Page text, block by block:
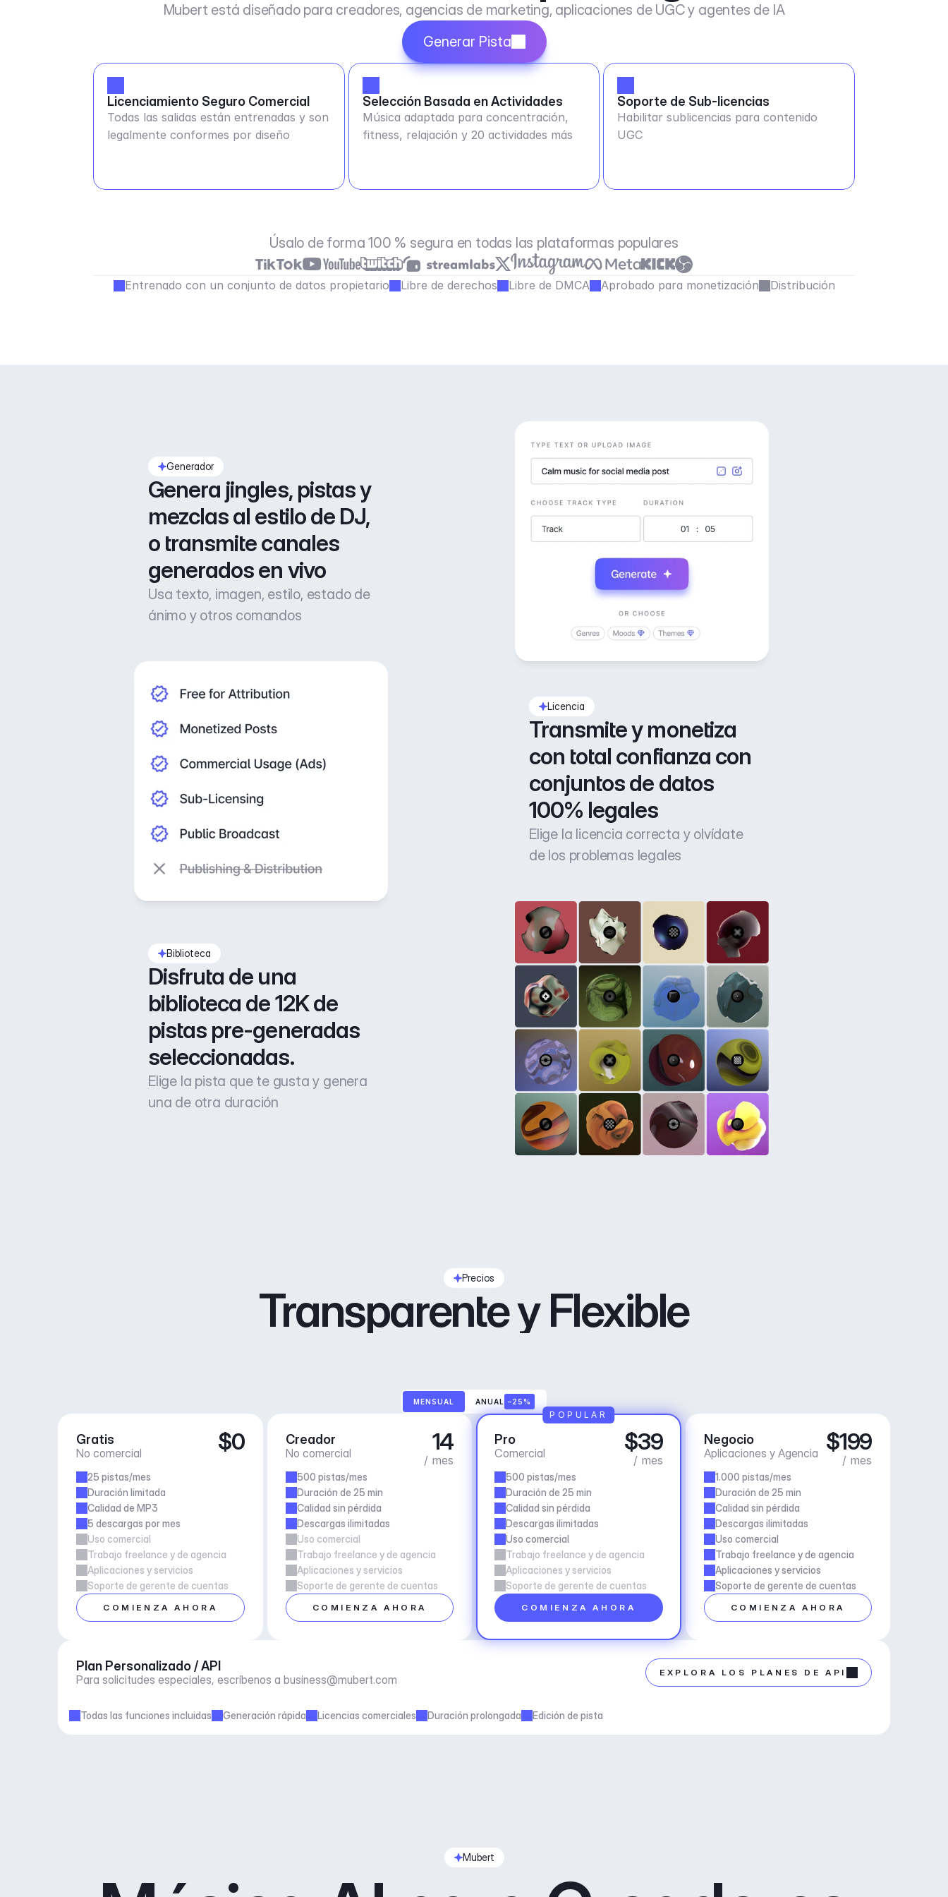
Mubert está diseñado para creadores, agencias de marketing, aplicaciones de UGC y agentes de IA
Generar Pista
Licenciamiento Seguro Comercial
Todas las salidas están entrenadas y son
legalmente conformes por diseño
Selección Basada en Actividades
Música adaptada para concentración,
fitness, relajación y 20 actividades más
Soporte de Sub-licencias
Habilitar sublicencias para contenido
UGC
Úsalo de forma 100 % segura en todas las plataformas populares
Entrenado con un conjunto de datos propietario Libre de derechos Libre de DMCA Aprobado para monetización Distribución
Generador
Genera jingles, pistas y
mezclas al estilo de DJ,
o transmite canales
generados en vivo
Usa texto, imagen, estilo, estado de
ánimo y otros comandos
Licencia
Transmite y monetiza
con total confianza con
conjuntos de datos
100% legales
Elige la licencia correcta y olvídate
de los problemas legales
Biblioteca
Disfruta de una
biblioteca de 12K de
pistas pre-generadas
seleccionadas.
Elige la pista que te gusta y genera
una de otra duración
Precios
Transparente y Flexible
MENSUAL ANUAL –25%
Gratis
No comercial $0
25 pistas/mes
Duración limitada
Calidad de MP3
5 descargas por mes
Uso comercial
Trabajo freelance y de agencia
Aplicaciones y servicios
Soporte de gerente de cuentas
COMIENZA AHORA
Creador
No comercial 14
/ mes
500 pistas/mes
Duración de 25 min
Calidad sin pérdida
Descargas ilimitadas
Uso comercial
Trabajo freelance y de agencia
Aplicaciones y servicios
Soporte de gerente de cuentas
COMIENZA AHORA
Pro
Comercial $39
/ mes
500 pistas/mes
Duración de 25 min
Calidad sin pérdida
Descargas ilimitadas
Uso comercial
Trabajo freelance y de agencia
Aplicaciones y servicios
Soporte de gerente de cuentas
COMIENZA AHORA
POPULAR
Negocio
Aplicaciones y Agencia $199
/ mes
1.000 pistas/mes
Duración de 25 min
Calidad sin pérdida
Descargas ilimitadas
Uso comercial
Trabajo freelance y de agencia
Aplicaciones y servicios
Soporte de gerente de cuentas
COMIENZA AHORA
Plan Personalizado / API
Para solicitudes especiales, escríbenos a business@mubert.com
EXPLORA LOS PLANES DE API
Todas las funciones incluidas Generación rápida Licencias comerciales Duración prolongada Edición de pista
Mubert